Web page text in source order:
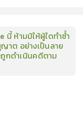
นี้ ห้ามมิให้ผู้ใดทำซ้ำ
าต อย่างเป็นลาย
กดำเนินคดีตาม